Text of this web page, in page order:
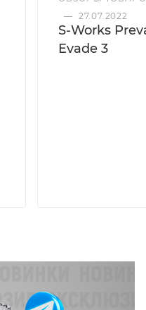
— 27.07.2022
S-Works
Evade 3